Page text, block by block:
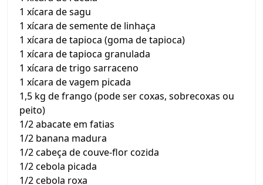
1 xícara de sagu
1 xícara de semente de linhaça
1 xícara de tapioca (goma de tapioca)
1 xícara de tapioca granulada
1 xícara de trigo sarraceno
1 xícara de vagem picada
1,5 kg de frango (pode ser coxas, sobrecoxas ou
peito)
1/2 abacate em fatias
1/2 banana madura
1/2 cabeça de couve-flor cozida
1/2 cebola picada
1/2 cebola roxa